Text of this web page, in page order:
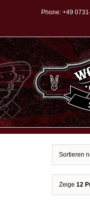
springen
Phone: +49
Sortieren
Zeige 12